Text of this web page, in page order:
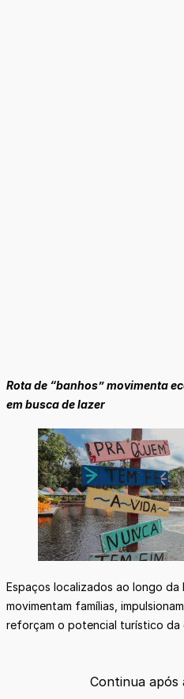
Rota de “banhos” movimenta
em busca de lazer
Espaços localizados ao longo da
movimentam famílias,
reforçam o potencial turístico da
Continua após